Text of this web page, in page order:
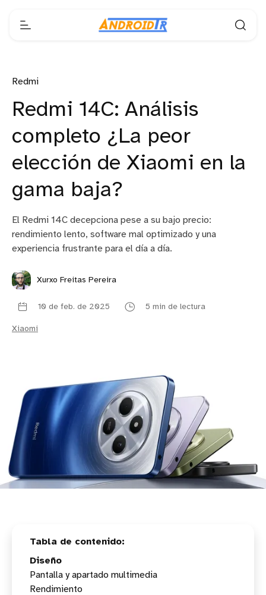
Redmi
Redmi 14C: Análisis
completo ¿La peor
elección de Xiaomi en la
gama baja?
El Redmi 14C decepciona pese a su bajo precio:
rendimiento lento, software mal optimizado y una
experiencia frustrante para el día a día.
Xurxo Freitas Pereira
10 de feb. de 2025 5 min de lectura
Xiaomi
Diseño
Pantalla y apartado multimedia
Rendimiento